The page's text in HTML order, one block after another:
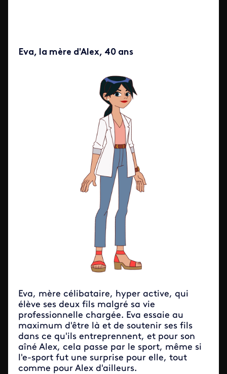
Eva, la mère d'Alex, 40 ans
Eva, mère célibataire, hyper active, qui
élève ses deux fils malgré sa vie
professionnelle chargée. Eva essaie au
maximum d'être là et de soutenir ses fils
dans ce qu'ils entreprennent, et pour son
aîné Alex, cela passe par le sport, même si
l'e-sport fut une surprise pour elle, tout
comme pour Alex d'ailleurs.